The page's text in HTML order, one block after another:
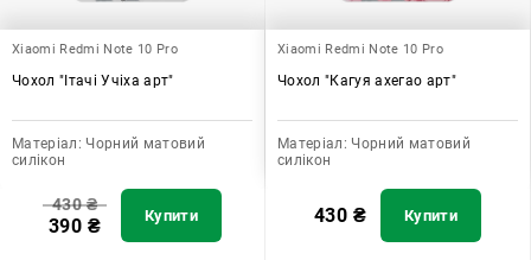
Xiaomi Redmi Note 10 Pro
Чохол "Ітачі Учіха арт"
Матеріал: Чорний матовий
силікон
430₴
390 ₴ Купити
Xiaomi Redmi Note 10 Pro
Чохол "Кагуя ахегао арт"
Матеріал: Чорний матовий
силікон
430 ₴ Купити